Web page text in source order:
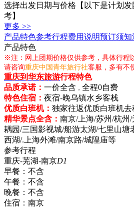
选择出发日期与价格 【以下是计划
考】
更多 >>
产品特色参考行程费用说明预订须知
产品特色
※注：网上团期价格仅供参考，具体行程
请咨询重庆中国青年旅行社客服，多有不
重庆到华东旅游行程特色
品质承诺： 一价全含 ， 全程0自费
特色住宿： 夜宿-晚乌镇水乡客栈
优质白班机： 独家往返优质白班机去
精华景点全含： 南京/上海/苏州/杭州
耦园/三国影视城/船游太湖/七里山塘
西湖/.上海外滩/南京路/城隍庙等
参考行程
重庆-芜湖-南京D1
早餐： 不含
午餐： 不含
晚餐： 不含
住宿： 南京